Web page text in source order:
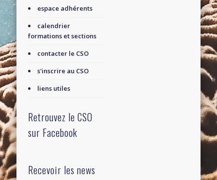
espace adhérents
calendrier
formations et sections
contacter le CSO
s'inscrire au CSO
liens utiles
Retrouvez le CSO
sur Facebook
Recevoir les news